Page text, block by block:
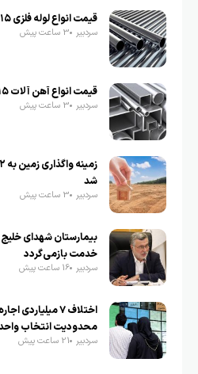
قیمت انواع لوله فلزی ۱۵ مرداد ۱۴۰۵
سردبیر 3 ساعت پیش
قیمت انواع آهن آلات ۱۵ مرداد ۱۴۰۵
سردبیر 3 ساعت پیش
شد
سردبیر 3 ساعت پیش
بیمارستان شهدای
خدمت بازمی‌گردد
سردبیر 16 ساعت پیش
اختلاف ۷
محدودیت انتخاب
سردبیر 21 ساعت پیش